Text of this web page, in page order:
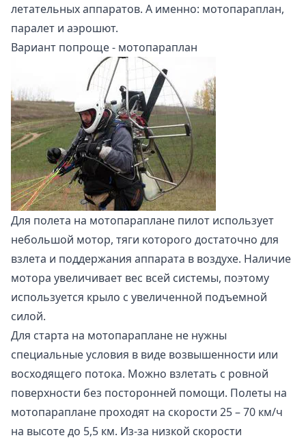
летательных аппаратов. А именно: мотопараплан,
паралет и аэрошют.
Вариант попроще - мотопараплан
Для полета на мотопараплане пилот использует
небольшой мотор, тяги которого достаточно для
взлета и поддержания аппарата в воздухе. Наличие
мотора увеличивает вес всей системы, поэтому
используется крыло с увеличенной подъемной
силой.
Для старта на мотопараплане не нужны
специальные условия в виде возвышенности или
восходящего потока. Можно взлетать с ровной
поверхности без посторонней помощи. Полеты на
мотопараплане проходят на скорости 25 – 70 км/ч
на высоте до 5,5 км. Из-за низкой скорости